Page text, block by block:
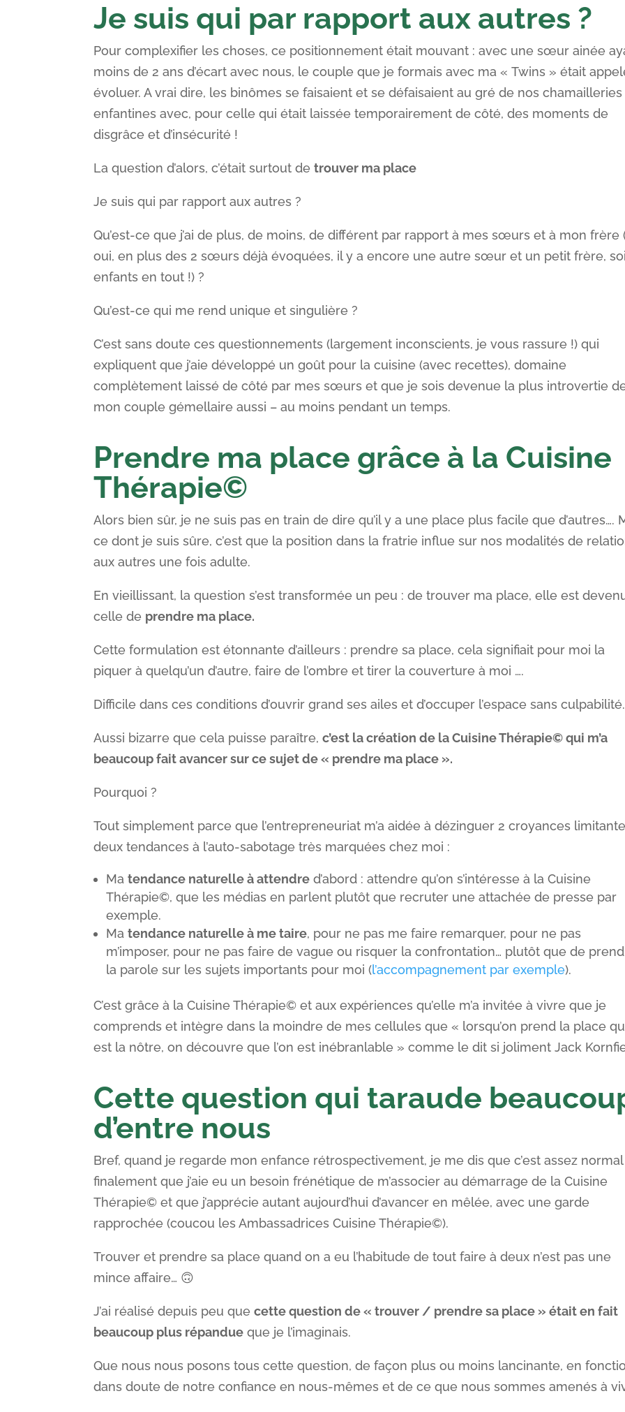
Je suis qui par rapport aux autres ?
Pour complexifier les choses, ce positionnement était mouvant : avec une sœur ainée
moins de 2 ans d’écart avec nous, le couple que je formais avec ma « Twins » était
évoluer. A vrai dire, les binômes se faisaient et se défaisaient au gré de nos chamailleries
enfantines avec, pour celle qui était laissée temporairement de côté, des moments de
disgrâce et d’insécurité !
La question d’alors, c’était surtout detrouver ma place
Je suis qui par rapport aux autres ?
Qu’est-ce que j’ai de plus, de moins, de différent par rapport à mes sœurs et à mon frère
oui, en plus des 2 sœurs déjà évoquées, il y a encore une autre sœur et un petit frère,
enfants en tout !) ?
Qu’est-ce qui me rend unique et singulière ?
C’est sans doute ces questionnements (largement inconscients, je vous rassure !) qui
expliquent que j’aie développé un goût pour la cuisine (avec recettes), domaine
complètement laissé de côté par mes sœurs et que je sois devenue la plus introvertie
mon couple gémellaire aussi – au moins pendant un temps.
Prendre ma place grâce à la Cuisine
Thérapie©
Alors bien sûr, je ne suis pas en train de dire qu’il y a une place plus facile que d’autres….
ce dont je suis sûre, c’est que la position dans la fratrie influe sur nos modalités de
aux autres une fois adulte.
En vieillissant, la question s’est transformée un peu : de trouver ma place, elle est
celle de prendre ma place.
Cette formulation est étonnante d’ailleurs : prendre sa place, cela signifiait pour moi la
piquer à quelqu’un d’autre, faire de l’ombre et tirer la couverture à moi ….
Difficile dans ces conditions d’ouvrir grand ses ailes et d’occuper l’espace sans culpabilité.
Aussi bizarre que cela puisse paraître,c’est la création de la Cuisine Thérapie© qui m’a
beaucoup fait avancer sur ce sujet de « prendre ma place ».
Pourquoi ?
Tout simplement parce que l’entrepreneuriat m’a aidée à dézinguer 2 croyances
deux tendances à l’auto-sabotage très marquées chez moi :
Matendance naturelle à attendre d’abord : attendre qu’on s’intéresse à la Cuisine
Thérapie©, que les médias en parlent plutôt que recruter une attachée de presse par
exemple.
Matendance naturelle à me taire, pour ne pas me faire remarquer, pour ne pas
m’imposer, pour ne pas faire de vague ou risquer la confrontation… plutôt que de
la parole sur les sujets importants pour moi (l’accompagnement par exemple).
C’est grâce à la Cuisine Thérapie© et aux expériences qu’elle m’a invitée à vivre que je
comprends et intègre dans la moindre de mes cellules que « lorsqu’on prend la place
est la nôtre, on découvre que l’on est inébranlable » comme le dit si joliment Jack
Cette question qui taraude
d’entre nous
Bref, quand je regarde mon enfance rétrospectivement, je me dis que c’est assez normal
finalement que j’aie eu un besoin frénétique de m’associer au démarrage de la Cuisine
Thérapie© et que j’apprécie autant aujourd’hui d’avancer en mêlée, avec une garde
rapprochée (coucou les Ambassadrices Cuisine Thérapie©).
Trouver et prendre sa place quand on a eu l’habitude de tout faire à deux n’est pas une
mince affaire… 🙃
J’ai réalisé depuis peu quecette question de « trouver / prendre sa place » était en fait
beaucoup plus répandue que je l’imaginais.
Que nous nous posons tous cette question, de façon plus ou moins lancinante, en
dans doute de notre confiance en nous-mêmes et de ce que nous sommes amenés à